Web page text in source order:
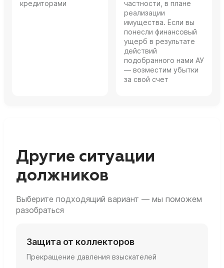
кредиторами
частности, в плане
реализации
имущества. Если вы
понесли финансовый
ущерб в результате
действий
подобранного нами АУ
— возместим убытки
за свой счет
Другие ситуации
должников
Выберите подходящий вариант — мы поможем
разобраться
Защита от коллекторов
Прекращение давления взыскателей